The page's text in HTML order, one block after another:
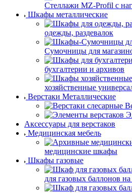
Стеллажи MZ-Profil с
Шкафы металлические
одежды, раздевалок
Сумочницы для
бухгалтерии и архивов
хозяйственные
Верстаки Металлические
Аксессуары для верстаков
Медицинская мебель
медицинские шкафы
Шкафы газовые
для газовых баллонов